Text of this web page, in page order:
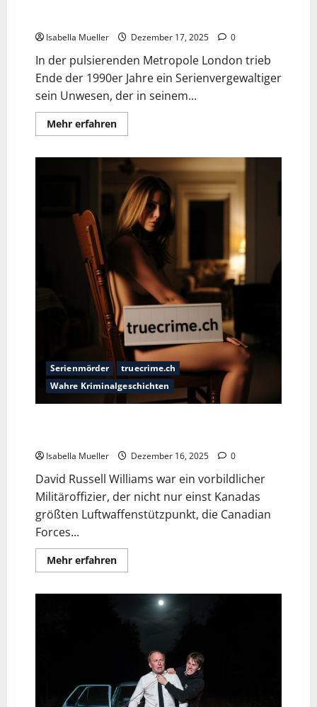
Isabella Mueller Dezember 17, 2025 0
In der pulsierenden Metropole London trieb
Ende der 1990er Jahre ein Serienvergewaltiger
sein Unwesen, der in seinem...
Mehr erfahren
Serienmörder
truecrime.ch
Wahre Kriminalgeschichten
Isabella Mueller Dezember 16, 2025 0
David Russell Williams war ein vorbildlicher
Militäroffizier, der nicht nur einst Kanadas
größten Luftwaffenstützpunkt, die Canadian
Forces...
Mehr erfahren